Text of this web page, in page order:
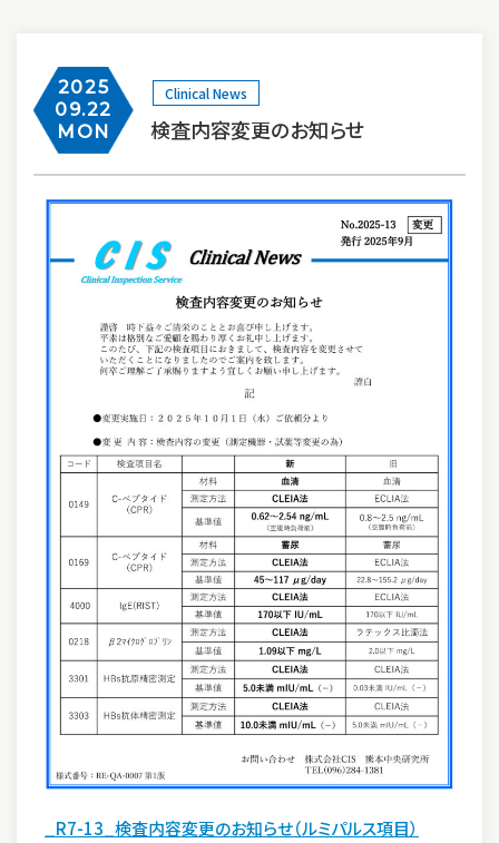
2025
09.22
MON
Clinical News
検査内容変更のお知らせ
_R7-13_検査内容変更のお知らせ（ルミパルス項目）